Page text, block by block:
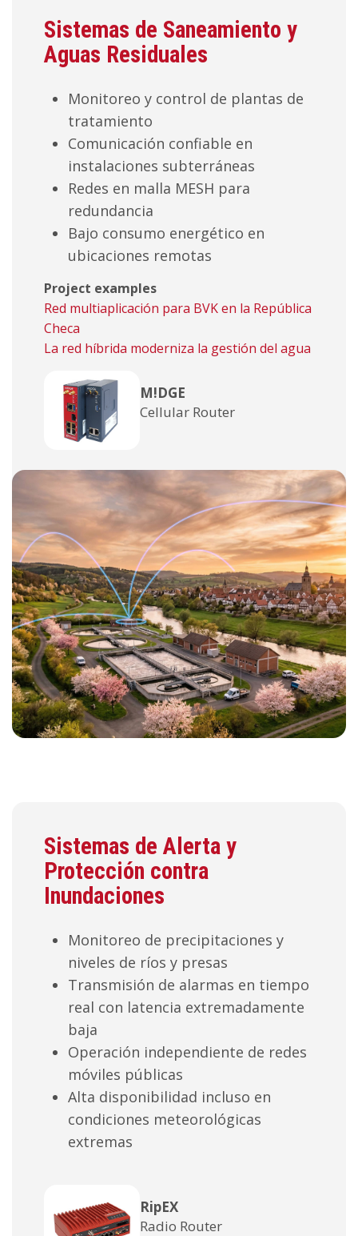
Sistemas de Saneamiento y
Aguas Residuales
Monitoreo y control de plantas de
tratamiento
Comunicación confiable en
instalaciones subterráneas
Redes en malla MESH para
redundancia
Bajo consumo energético en
ubicaciones remotas
Project examples
Red multiaplicación para BVK en la República
Checa
La red híbrida moderniza la gestión del agua
M!DGE
Cellular Router
Sistemas de Alerta y
Protección contra
Inundaciones
Monitoreo de precipitaciones y
niveles de ríos y presas
Transmisión de alarmas en tiempo
real con latencia extremadamente
baja
Operación independiente de redes
móviles públicas
Alta disponibilidad incluso en
condiciones meteorológicas
extremas
RipEX
Radio Router